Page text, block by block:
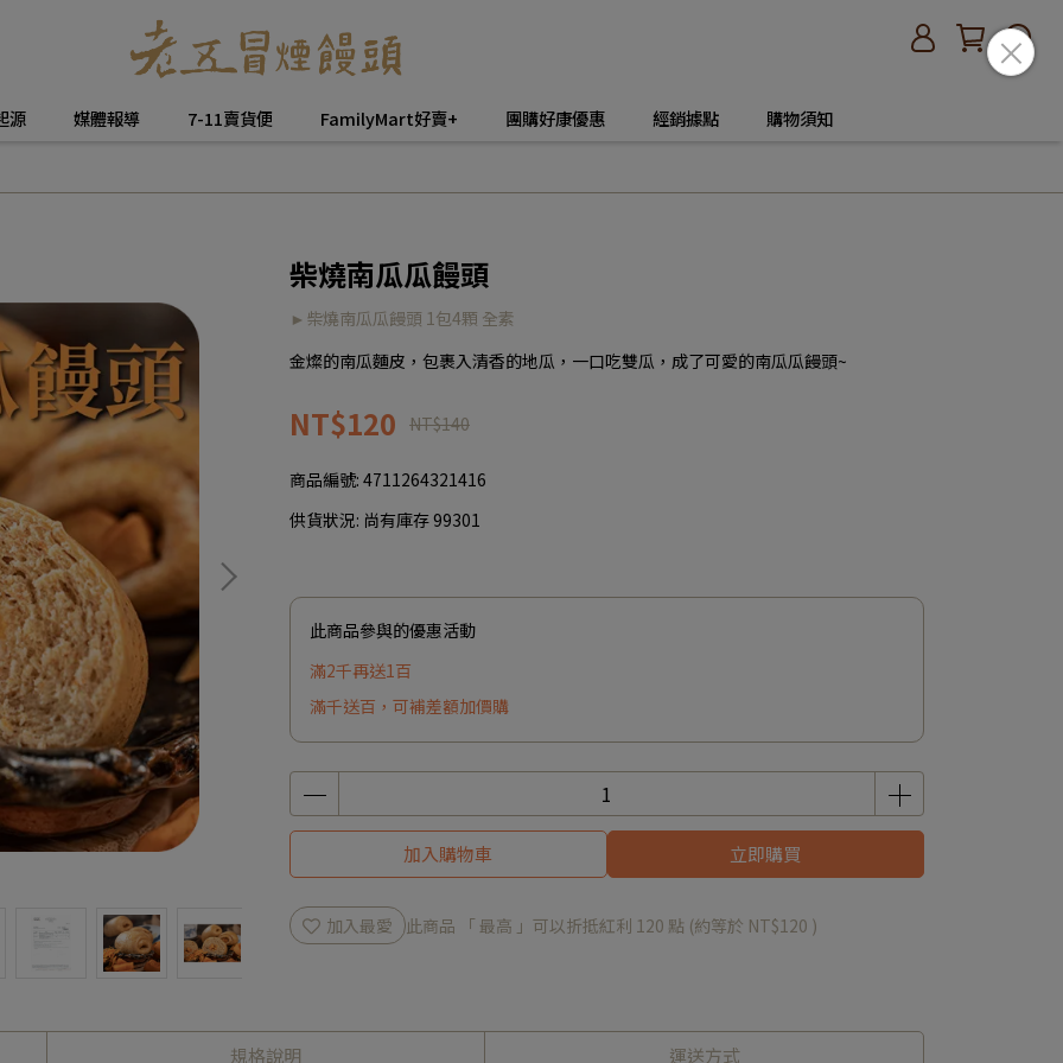
源 媒體報導 7-11賣貨便 FamilyMart好賣+ 團購好康優惠 經銷據點 購物須知
柴燒南瓜瓜饅頭
►柴燒南瓜瓜饅頭 1包4顆 全素
金燦的南瓜麵皮，包裹入清香的地瓜，一口吃雙瓜，成了可愛的南瓜瓜饅頭~
NT$120 NT$140
商品編號: 4711264321416
供貨狀況: 尚有庫存 99301
此商品參與的優惠活動
滿2千再送1百
滿千送百，可補差額加價購
加入購物車 立即購買
加入最愛 此商品 「 最高 」可以折抵紅利 120 點 (約等於 NT$120 )
規格說明 運送方式